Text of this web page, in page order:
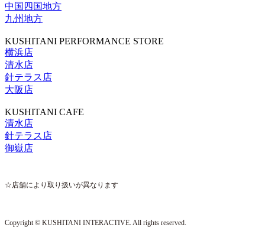
中国四国地方
九州地方
KUSHITANI PERFORMANCE STORE
横浜店
清水店
針テラス店
大阪店
KUSHITANI CAFE
清水店
針テラス店
御嶽店
☆店舗により取り扱いが異なります
Copyright © KUSHITANI INTERACTIVE. All rights reserved.